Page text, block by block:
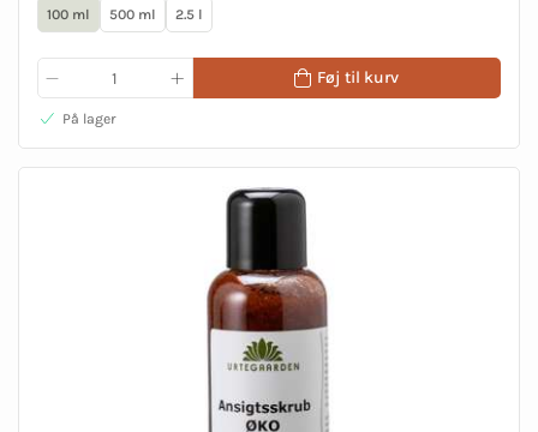
100 ml 500 ml 2.5 l
Føj til kurv
På lager